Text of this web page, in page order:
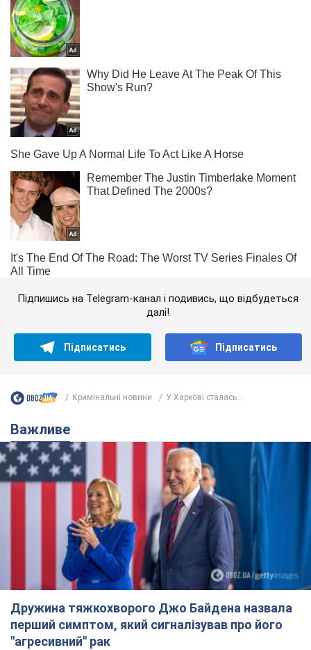
Підпишись на Telegram-канал і подивись, що відбудеться
далі!
Підписатись Підписатись
Кримінальні новини У Харкові сталась...
Важливе
Дружина тяжкохворого Джо Байдена назвала
перший симптом, який сигналізував про його
"агресивний" рак